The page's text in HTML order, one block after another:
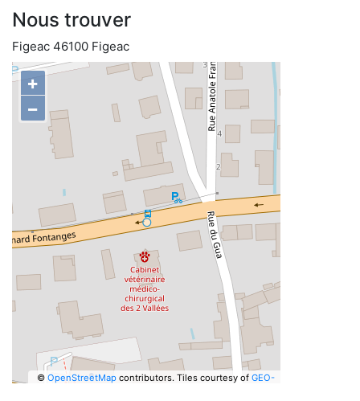
Nous trouver
Figeac 46100 Figeac
+
−
© OpenStreetMapcontributors. Tiles courtesy of GEO-